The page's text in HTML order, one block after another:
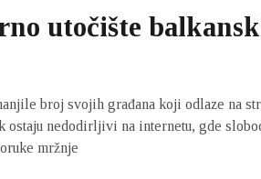
utočište
broj svojih građana koji odlaze na
ostaju nedodirljivi na internetu, gde
mržnje